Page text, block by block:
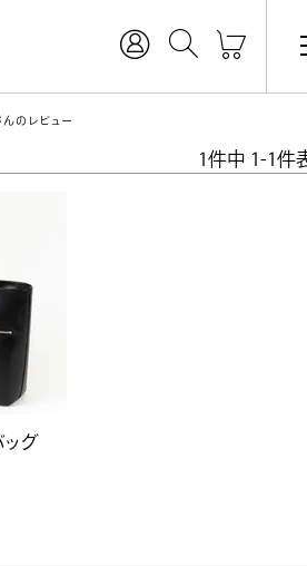
のレビュー
1件中 1-1件
グ